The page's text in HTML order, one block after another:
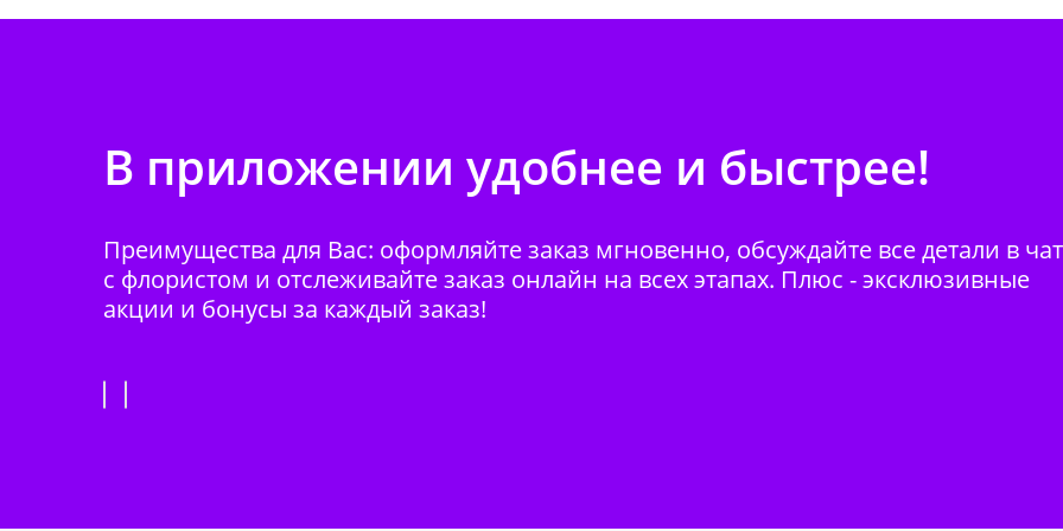
В приложении удобнее и быстрее!
Преимущества для Вас: оформляйте заказ мгновенно, обсуждайте все детали в
с флористом и отслеживайте заказ онлайн на всех этапах. Плюс - эксклюзивные
акции и бонусы за каждый заказ!